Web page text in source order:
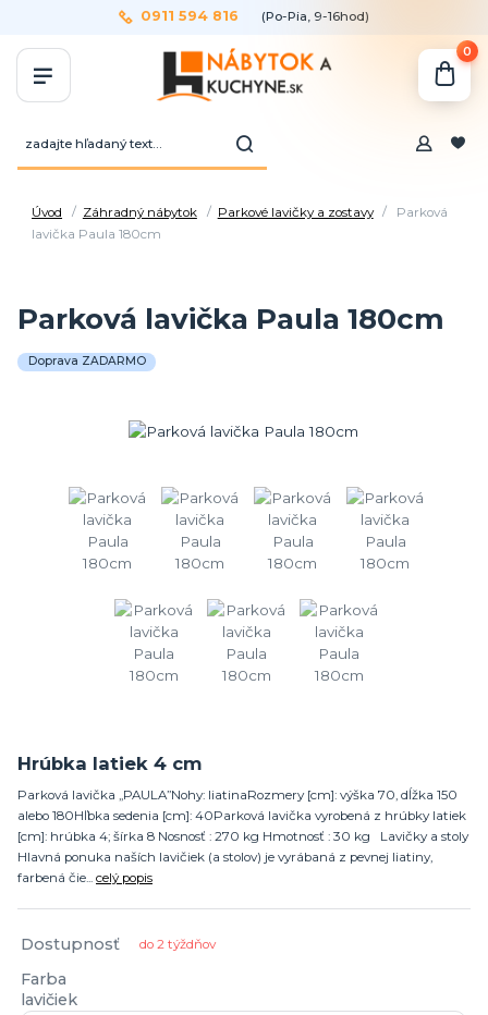
0911 594 816 (Po-Pia, 9-16hod)
0
Úvod Záhradný nábytok Parkové lavičky a zostavy
Parková
lavička Paula 180cm
Parková lavička Paula 180cm
Doprava ZADARMO
Hrúbka latiek 4 cm
Parková lavička „PAULA”Nohy: liatinaRozmery [cm]: výška 70, dĺžka 150
alebo 180Hľbka sedenia [cm]: 40Parková lavička vyrobená z hrúbky latiek
[cm]: hrúbka 4; šírka 8 Nosnosť : 270 kg Hmotnosť : 30 kg Lavičky a stoly
Hlavná ponuka naších lavičiek (a stolov) je vyrábaná z pevnej liatiny,
farbená čie... celý popis
Dostupnosť do 2 týždňov
Farba
lavičiek